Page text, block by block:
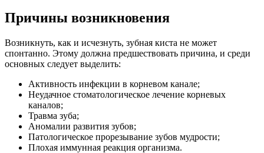
Причины возникновения
Возникнуть, как и исчезнуть, зубная киста не может
спонтанно. Этому должна предшествовать причина, и среди
основных следует выделить:
Активность инфекции в корневом канале;
Неудачное стоматологическое лечение корневых
каналов;
Травма зуба;
Аномалии развития зубов;
Патологическое прорезывание зубов мудрости;
Плохая иммунная реакция организма.